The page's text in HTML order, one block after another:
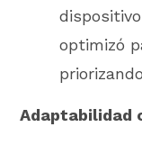
optimizó
Adaptabilidad